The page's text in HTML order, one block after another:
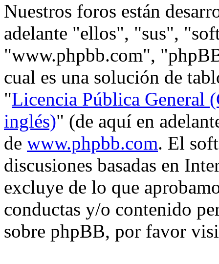
Nuestros foros están
adelante "ellos", "sus",
"www.phpbb.com",
cual es una solución de
"Licencia Pública General
inglés)" (de aquí en
de www.phpbb.com. El
discusiones basadas en
excluye de lo que
conductas y/o contenido
sobre phpBB, por favor